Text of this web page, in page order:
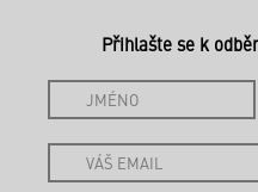
Přihlašte se k